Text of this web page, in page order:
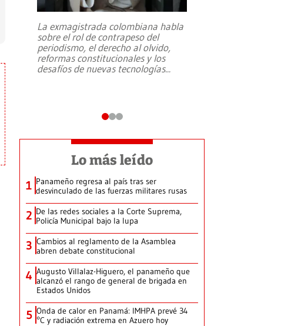
La exmagistrada colombiana habla
sobre el rol de contrapeso del
periodismo, el derecho al olvido,
reformas constitucionales y los
desafíos de nuevas tecnologías...
Lo más leído
1 Panameño regresa al país tras ser
desvinculado de las fuerzas militares rusas
2 De las redes sociales a la Corte Suprema,
Policía Municipal bajo la lupa
3 Cambios al reglamento de la Asamblea
abren debate constitucional
4 Augusto Villalaz-Higuero, el panameño que
alcanzó el rango de general de brigada en
Estados Unidos
5 Onda de calor en Panamá: IMHPA prevé 34
°C y radiación extrema en Azuero hoy